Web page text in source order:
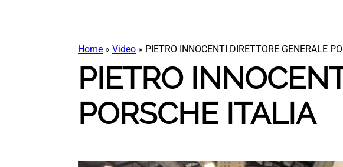
Home » Video » PIETRO INNOCENTI DIRETTORE GENERALE
PIETRO
PORSCHE ITALIA